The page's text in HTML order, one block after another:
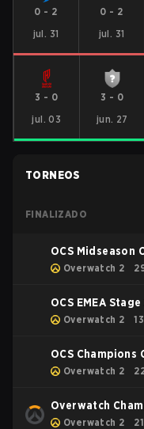
0 - 2
jul. 31
0 - 2
jul. 31
3 - 0
jul. 03
3 - 0
jun. 27
TORNEOS
FINALIZADO
OCS Midseason
Overwatch 2
OCS EMEA Stage
Overwatch 2
OCS Champions
Overwatch 2
Overwatch
Overwatch 2